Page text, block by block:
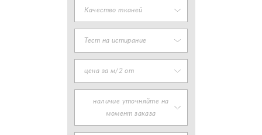
Качество тканей
Тест на истирание
цена за м/2 от
наличие уточняйте на
момент заказа